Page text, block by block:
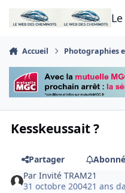
Aller au contenu
Accueil Photographies
Kesskeussait ?
Partager
ParInvité TRAM21
31 octobre 200421 ans